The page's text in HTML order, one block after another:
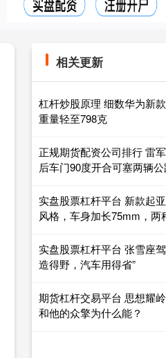
相关更新
杠杆炒股原理 细数华为新
重量轻至798克
正规期货配资公司排行 雷
后车门90度开合可塞两辆
实盘股票杠杆平台 新款起
风格，车身加长75mm，两
实盘股票杠杆平台 张雪座
造得野，汽车用得省”
期货杠杆交易平台 思想耀
和他的众擎为什么能？